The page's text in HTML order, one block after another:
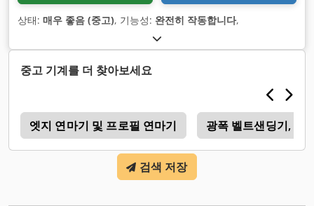
상태: 매우 좋음 (중고), 기능성: 완전히 작동합니다,
중고 기계를 더 찾아보세요
엣지 연마기 및 프로필 연마기 광폭 벨트샌딩기, 작
검색 저장